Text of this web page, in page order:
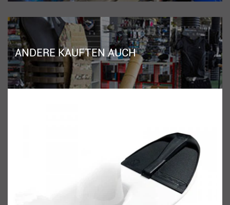
ANDERE KAUFTEN AUCH